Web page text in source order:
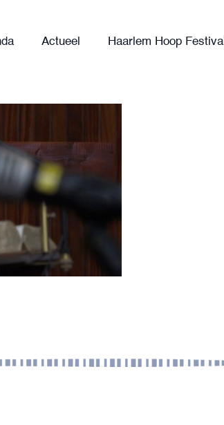
Actueel Haarlem Hoop Festival